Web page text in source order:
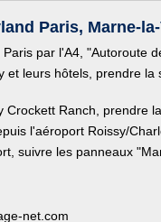
Paris, Marne-
par l'A4, "Autoroute
et leurs hôtels, prendre la
Crockett Ranch, prendre
l'aéroport Roissy/
suivre les panneaux
net.com